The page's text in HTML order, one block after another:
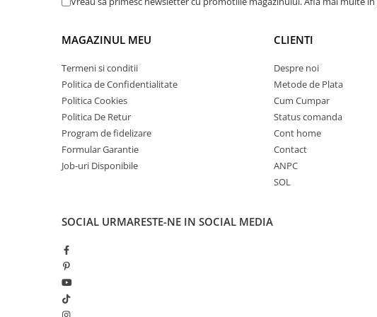
Toate accesoriile la Triciclete
Masini Electrice
Masina Electrica RDB
Masina Electrica Arora
Masina Electrica 2 Locuri fara
Cu 3 Roti fara Permis
MAGAZINUL MEU
Termeni si conditii
Politica de Confidentialitate
Politica Cookies
Politica De Retur
Program de fidelizare
Formular Garantie
Job-uri Disponibile
CLIENTI
Despre noi
Metode de Plata
Cum Cumpar
Status comanda
Cont home
Contact
ANPC
SOL
SOCIAL URMARESTE-NE IN SOCIAL MEDIA